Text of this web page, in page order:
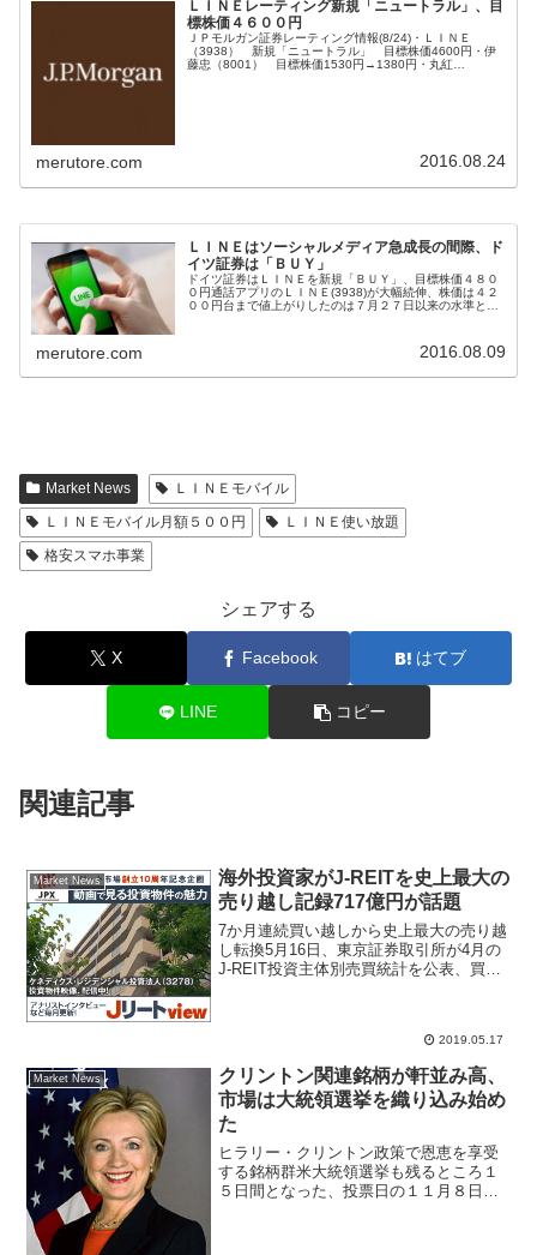
ＬＩＮＥレーティング新規「ニュートラル」、目
標株価４６００円
ＪＰモルガン証券レーティング情報(8/24)・ＬＩＮＥ
（3938） 新規「ニュートラル」 目標株価4600円・伊
藤忠（8001） 目標株価1530円→1380円・丸紅
merutore.com 2016.08.24
ＬＩＮＥはソーシャルメディア急成長の間際、ド
イツ証券は「ＢＵＹ」
ドイツ証券はＬＩＮＥを新規「ＢＵＹ」、目標株価４８０
０円通話アプリのＬＩＮＥ(3938)が大幅続伸、株価は４２
００円台まで値上がりしたのは７月２７日以来の水準とな
merutore.com 2016.08.09
Market News
ＬＩＮＥモバイル
ＬＩＮＥモバイル月額５００円
ＬＩＮＥ使い放題
格安スマホ事業
シェアする
X Facebook はてブ
LINE コピー
関連記事
Market News
海外投資家がJ-REITを史上最大の
売り越し記録717億円が話題
7か月連続買い越しから史上最大の売り越
し転換5月16日、東京証券取引所が4月の
J-REIT投資主体別売買統計を公表、買い
2019.05.17
Market News
クリントン関連銘柄が軒並み高、
市場は大統領選挙を織り込み始め
た
ヒラリー・クリントン政策で恩恵を享受
する銘柄群米大統領選挙も残るところ１
５日間となった、投票日の１１月８日ま